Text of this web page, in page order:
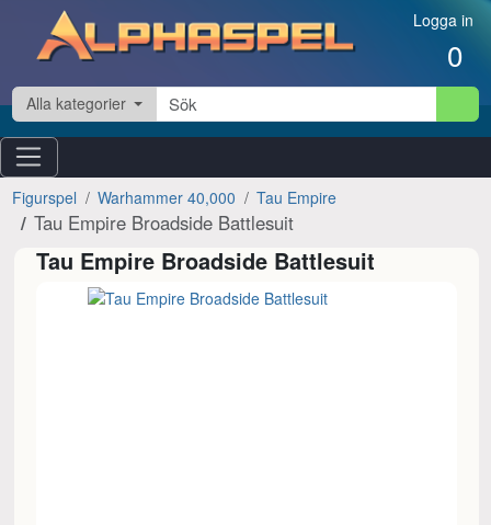
Hoppa till innehåll Logga in
0
Alla kategorier
Figurspel Warhammer 40,000 Tau Empire
Tau Empire Broadside Battlesuit
Tau Empire Broadside Battlesuit